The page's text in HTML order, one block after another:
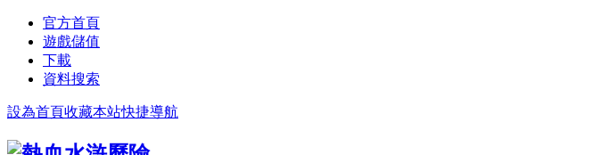
官方首頁
遊戲儲值
下載
資料搜索
設為首頁收藏本站快捷導航